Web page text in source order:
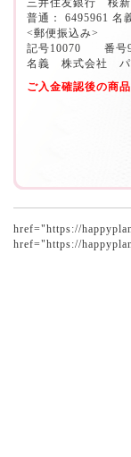
三井住友銀行 桜新
普通： 6495961 名
<郵便振込み>
記号10070 番号
名義 株式会社 パ
ご入金確認後の商
href="https://
href="https://